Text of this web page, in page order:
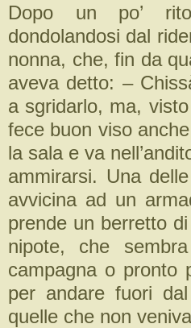
Dopo un po’
dondolandosi dal
nonna, che, fin da
aveva detto: –
a sgridarlo, ma,
fece buon viso
la sala e va
ammirarsi. Una
avvicina ad un
prende un berretto
nipote, che
campagna o pronto
per andare fuori
quelle che non